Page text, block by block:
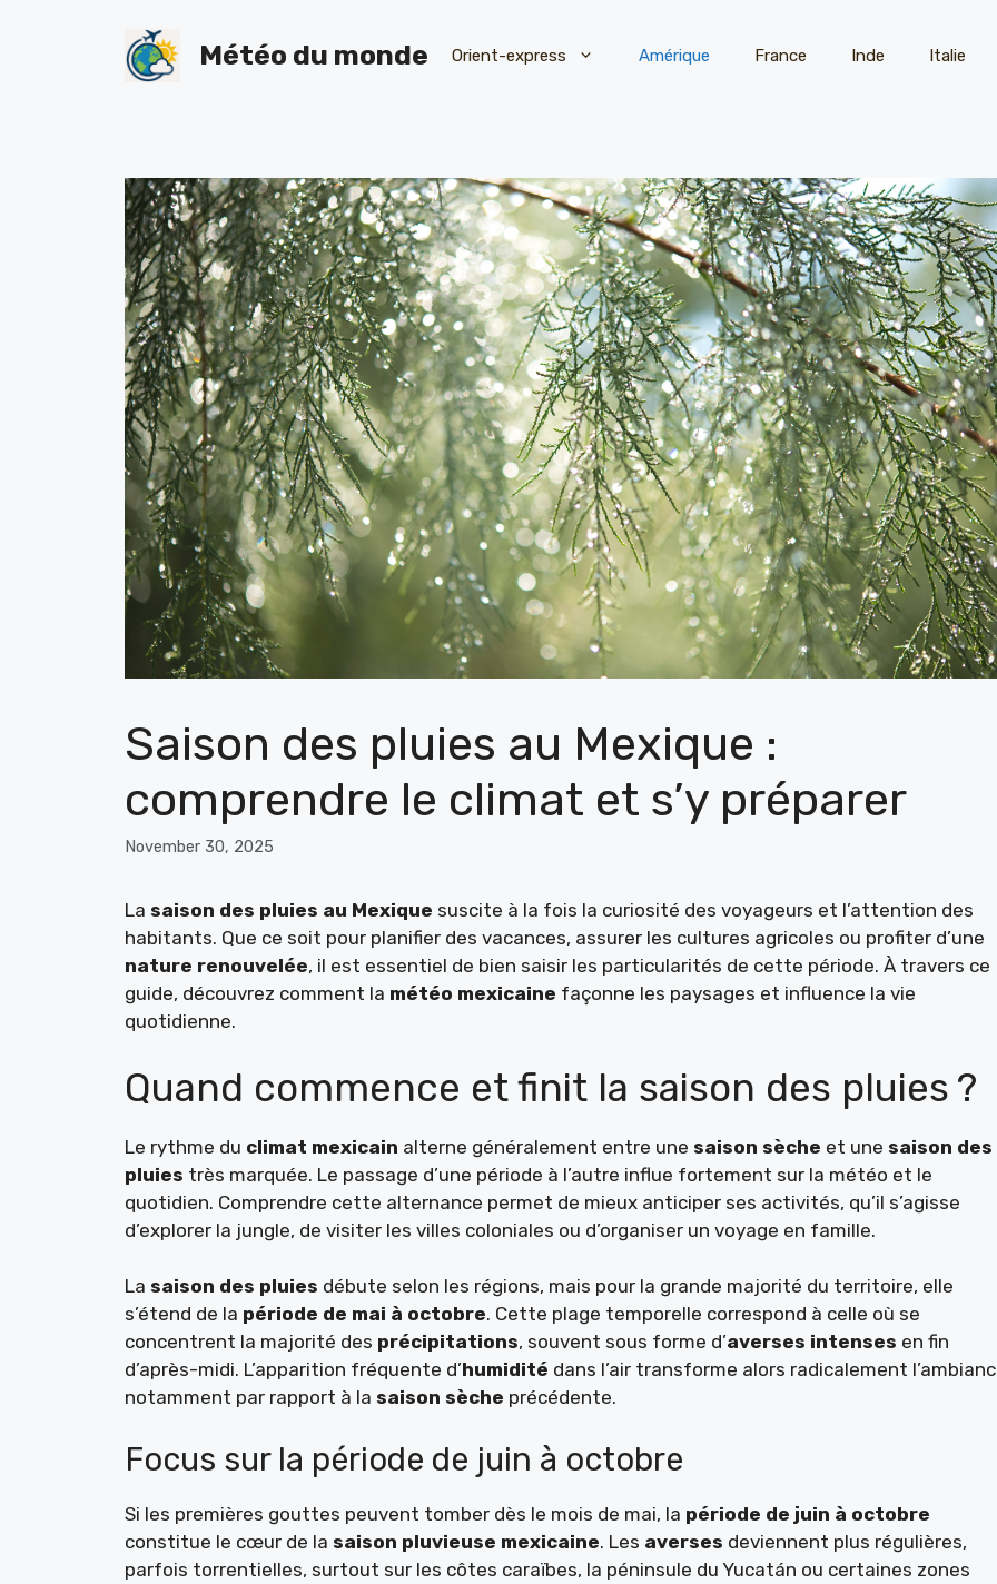
Météo du monde Orient-express Amérique France Inde Italie
Saison des pluies au Mexique :
comprendre le climat et s’y préparer
November 30, 2025
La saison des pluies au Mexique suscite à la fois la curiosité des voyageurs et l’attention des
habitants. Que ce soit pour planifier des vacances, assurer les cultures agricoles ou profiter d’une
nature renouvelée, il est essentiel de bien saisir les particularités de cette période. À travers ce
guide, découvrez comment la météo mexicaine façonne les paysages et influence la vie
quotidienne.
Quand commence et finit la saison des pluies ?
Le rythme du climat mexicain alterne généralement entre une saison sèche et une saison des
pluies très marquée. Le passage d’une période à l’autre influe fortement sur la météo et le
quotidien. Comprendre cette alternance permet de mieux anticiper ses activités, qu’il s’agisse
d’explorer la jungle, de visiter les villes coloniales ou d’organiser un voyage en famille.
La saison des pluies débute selon les régions, mais pour la grande majorité du territoire, elle
s’étend de la période de mai à octobre. Cette plage temporelle correspond à celle où se
concentrent la majorité des précipitations, souvent sous forme d’averses intenses en fin
d’après-midi. L’apparition fréquente d’humidité dans l’air transforme alors radicalement
notamment par rapport à la saison sèche précédente.
Focus sur la période de juin à octobre
Si les premières gouttes peuvent tomber dès le mois de mai, la période de juin à octobre
constitue le cœur de la saison pluvieuse mexicaine. Les averses deviennent plus régulières,
parfois torrentielles, surtout sur les côtes caraïbes, la péninsule du Yucatán ou certaines zones